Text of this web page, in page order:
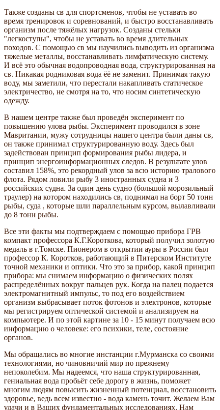
Также созданы св для спортсменов, чтобы не уставать во
время тренировок и соревнований, и быстро восстанавливать
организм после тяжёлых нагрузок. Созданы стельки
"легкоступы", чтобы не уставать во время длительных
походов. С помощью св мы научились выводить из организма
тяжелые металлы, восстанавливать лимфатическую систему.
И всё это обычная водопроводная вода, структурированная на
св. Никакая родниковая вода ёё не заменит. Принимая такую
воду, мы заметили, что перестали накапливать статическое
электричество, не смотря на то, что носим синтетическую
одежду.
В нашем центре также был проведён эксперимент по
повышению улова рыбы. Эксперимент проводился в зоне
Мавритании, мужу сотрудницы нашего центра были даны св,
он также принимал структурированную воду. Здесь был
задействован принцип формирования рыбы лидера, и
принцип энергоинформационных следов. В результате улов
составил 158%, это рекордный улов за всю историю тралового
флота. Рядом ловили рыбу 3 иностранных судна и 3
российских судна. За один день судно (большой морозильный
траулер) на котором находились св, поднимал на борт 50 тонн
рыбы, суда , которые шли параллельным курсом, вылавливали
до 8 тонн рыбы.
Все эти факты мы подтверждаем с помощью прибора ГРВ
компакт профессора К.Г.Короткова, который получил золотую
медаль в г.Томске. Пионером в открытии ауры в России был
профессор К. Коротков, работающий в Питерском Институте
точной механики и оптики. Что это за прибор, какой принцип
прибора: мы снимаем информацию о физических полях
распределённых вокруг пальцев рук. Когда на палец подается
электромагнитный импульс, то под его воздействием
организм выбрасывает поток фотонов и электронов, которые
мы регистрируем оптической системой и анализируем на
компьютере. И по этой картине за 10 - 15 минут получаем всю
информацию о человеке: его психики, теле, состояние
органов.
Мы обращались во многие инстанции г.Мурманска со своими
технологиями, но чиновничий мир по прежнему
непоколебим. Мы надеемся, что наша структурированная,
гениальная вода пробьёт себе дорогу в жизнь, поможет
многим людям повысить жизненный потенциал, восстановить
здоровье, ведь всем известно - вода камень точит. Желаем Вам
удачи и в Ваших фундаментальных исследованиях. Нам